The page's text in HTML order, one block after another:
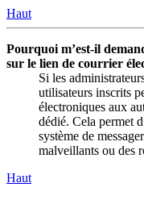
Haut
Pourquoi m’est-il
sur le lien de courrier
Si les
utilisateurs inscrits
électroniques aux
dédié. Cela permet
système de
malveillants ou des
Haut